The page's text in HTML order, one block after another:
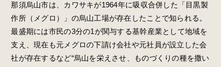
那須烏山市は、カワサキが1964年に吸収合併した「目黒製
作所（メグロ）」の烏山工場が存在したことで知られる。
最盛期には市民の3分の1が関与する基幹産業として地域を
支え、現在も元メグロの下請け会社や元社員が設立した会
社が存在するなど“烏山を栄えさせ、ものづくりの種を撒い